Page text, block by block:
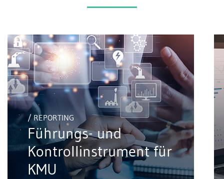
/ REPORTING
Führungs- und
Kontrollinstrument für
KMU